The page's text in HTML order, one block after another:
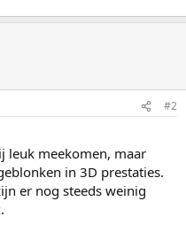
#2
leuk meekomen, maar
in 3D prestaties.
er nog steeds weinig